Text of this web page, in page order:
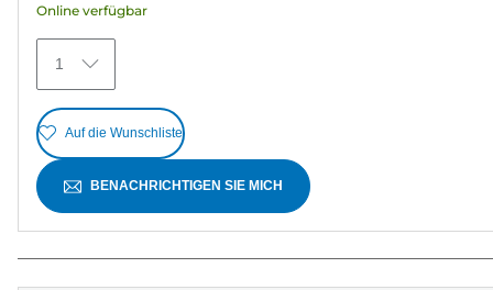
371
Bewertungen
Online verfügbar
1
Auf die Wunschliste
BENACHRICHTIGEN SIE MICH